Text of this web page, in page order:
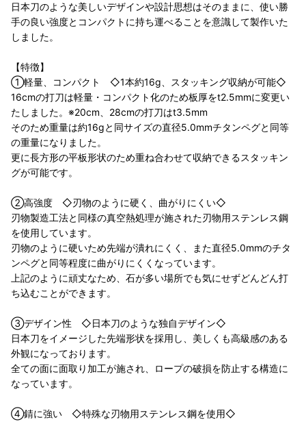
日本刀のような美しいデザインや設計思想はそのままに、使い勝
手の良い強度とコンパクトに持ち運べることを意識して製作いた
しました。
【特徴】
①軽量、コンパクト ◇1本約16g、スタッキング収納が可能◇
16cmの打刀は軽量・コンパクト化のため板厚をt2.5mmに変更い
たしました。※20cm、28cmの打刀はt3.5mm
そのため重量は約16gと同サイズの直径5.0mmチタンペグと同等
の重量になりました。
更に長方形の平板形状のため重ね合わせて収納できるスタッキン
グが可能です。
②高強度 ◇刃物のように硬く、曲がりにくい◇
刃物製造工法と同様の真空熱処理が施された刃物用ステンレス鋼
を使用しています。
刃物のように硬いため先端が潰れにくく、また直径5.0mmのチタ
ンペグと同等程度に曲がりにくくなっています。
上記のように頑丈なため、石が多い場所でも気にせずどんどん打
ち込むことができます。
③デザイン性 ◇日本刀のような独自デザイン◇
日本刀をイメージした先端形状を採用し、美しくも高級感のある
外観になっております。
全ての面に面取り加工が施され、ロープの破損を防止する構造に
なっています。
④錆に強い ◇特殊な刃物用ステンレス鋼を使用◇